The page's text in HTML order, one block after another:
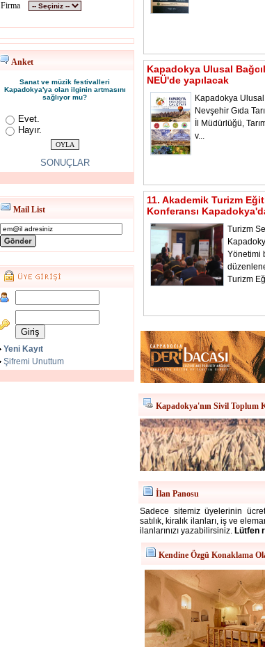
Firma
Anket
Sanat ve müzik festivalleri
Kapadokya'ya olan ilginin artmasını
sağlıyor mu?
Evet.
Hayır.
SONUÇLAR
Mail List
Yeni Kayıt
Şifremi Unuttum
Kapadokya Ulusal
NEÜ'de yapılacak
Kapadokya Ulusal
Nevşehir Gıda
İl Müdürlüğü,
v...
11. Akademik Turizm
Konferansı
Turizm
Yönetimi
Turizm
Kapadokya'nın Sivil Toplum
İlan Panosu
Sadece sitemiz üyelerinin
satılık, kiralık ilanları, iş ve
ilanlarınızı yazabilirsiniz. Lütfen
Kendine Özgü Konaklama